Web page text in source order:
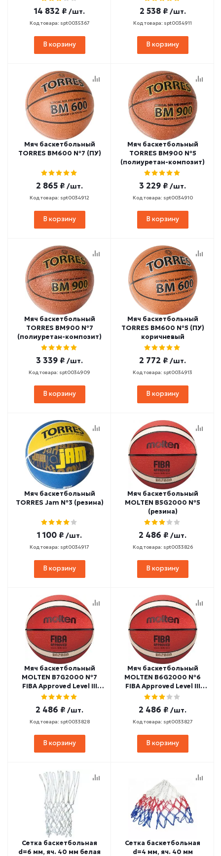
14 832 ₽ /шт.
Код товара: spt0035367
В корзину
2 538 ₽ /шт.
Код товара: spt0034911
В корзину
Мяч баскетбольный
TORRES BM600 №7 (ПУ)
2 865 ₽ /шт.
Код товара: spt0034912
В корзину
Мяч баскетбольный
TORRES BM900 №5
(полиуретан-композит)
3 229 ₽ /шт.
Код товара: spt0034910
В корзину
Мяч баскетбольный
TORRES BM900 №7
(полиуретан-композит)
3 339 ₽ /шт.
Код товара: spt0034909
В корзину
Мяч баскетбольный
TORRES BM600 №5 (ПУ)
коричневый
2 772 ₽ /шт.
Код товара: spt0034913
В корзину
Мяч баскетбольный
TORRES Jam №3 (резина)
1 100 ₽ /шт.
Код товара: spt0034917
В корзину
Мяч баскетбольный
MOLTEN B5G2000 №5
(резина)
2 486 ₽ /шт.
Код товара: spt0033826
В корзину
Мяч баскетбольный
MOLTEN B7G2000 №7
FIBA Approved Level III
(резина)
2 486 ₽ /шт.
Код товара: spt0033828
В корзину
Мяч баскетбольный
MOLTEN B6G2000 №6
FIBA Approved Level III
(резина)
2 486 ₽ /шт.
Код товара: spt0033827
В корзину
Сетка баскетбольная
d=6 мм, яч. 40 мм белая
Сетка баскетбольная
d=4 мм, яч. 40 мм